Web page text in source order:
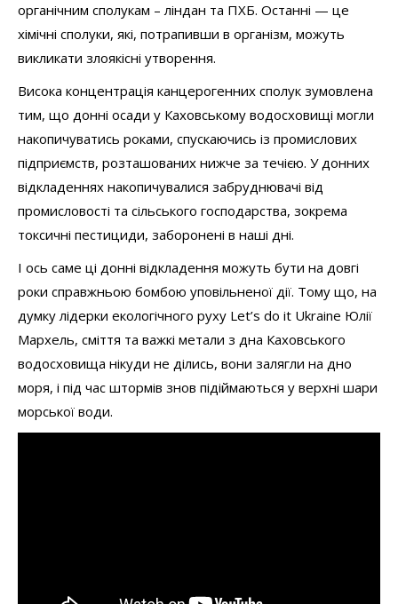
органічним сполукам – ліндан та ПХБ. Останні — це
хімічні сполуки, які, потрапивши в організм, можуть
викликати злоякісні утворення.
Висока концентрація канцерогенних сполук зумовлена
тим, що донні осади у Каховському водосховищі могли
накопичуватись роками, спускаючись із промислових
підприємств, розташованих нижче за течією. У донних
відкладеннях накопичувалися забруднювачі від
промисловості та сільського господарства, зокрема
токсичні пестициди, заборонені в наші дні.
І ось саме ці донні відкладення можуть бути на довгі
роки справжньою бомбою уповільненої дії. Тому що, на
думку лідерки екологічного руху Let’s do it Ukraine Юлії
Мархель, сміття та важкі метали з дна Каховського
водосховища нікуди не ділись, вони залягли на дно
моря, і під час штормів знов підіймаються у верхні шари
морської води.